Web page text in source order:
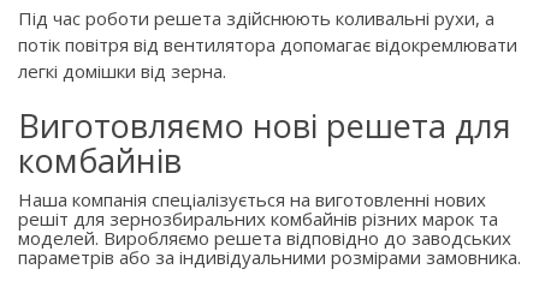
Під час роботи решета здійснюють коливальні рухи, а
потік повітря від вентилятора допомагає відокремлювати
легкі домішки від зерна.
Виготовляємо нові решета для
комбайнів
Наша компанія спеціалізується на виготовленні нових
решіт для зернозбиральних комбайнів різних марок та
моделей. Виробляємо решета відповідно до заводських
параметрів або за індивідуальними розмірами замовника.